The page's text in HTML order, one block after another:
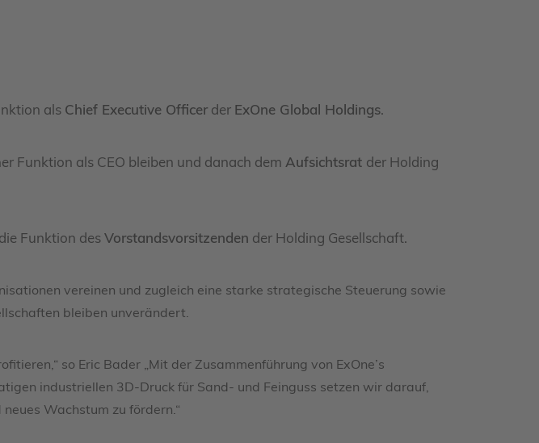
als Chief Executive Officer der ExOne Global Holdings.
Funktion als CEO bleiben und danach dem Aufsichtsrat der Holding
Funktion des Vorstandsvorsitzenden der Holding Gesellschaft.
vereinen und zugleich eine starke strategische Steuerung sowie
bleiben unverändert.
so Eric Bader „Mit der Zusammenführung von ExOne’s
industriellen 3D-Druck für Sand- und Feinguss setzen wir darauf,
Wachstum zu fördern.“